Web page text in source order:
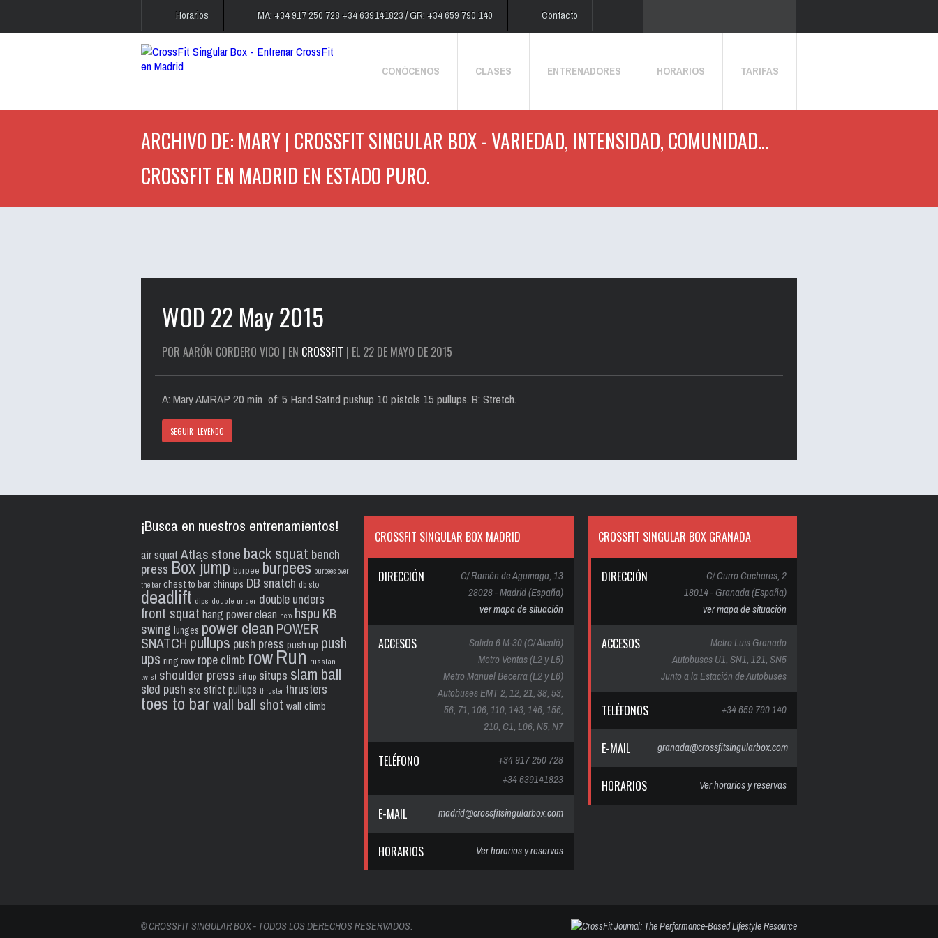
Horarios MA: +34 917 250 728 +34 639141823 / GR: +34 659 790 140 Contacto
CONÓCENOS CLASES ENTRENADORES HORARIOS TARIFAS
ARCHIVO DE: MARY | CROSSFIT SINGULAR BOX - VARIEDAD, INTENSIDAD, COMUNIDAD...
CROSSFIT EN MADRID EN ESTADO PURO.
WOD 22 May 2015
POR AARÓN CORDERO VICO | EN CROSSFIT | EL 22 DE MAYO DE 2015
A: Mary AMRAP 20 min of: 5 Hand Satnd pushup 10 pistols 15 pullups. B: Stretch.
SEGUIR LEYENDO
¡Busca en nuestros entrenamientos!
air squat Atlas stone back squat bench
press Box jump burpee burpees burpees over
the bar chest to bar chinups DB snatch db sto
deadlift dips double under double unders
front squat hang power clean hero hspu KB
swing lunges power clean POWER
SNATCH pullups push press push up push
ups ring row rope climb rowRun russian
twist shoulder press sit up situps slam ball
sled push sto strict pullups thruster thrusters
toes to barwall ball shot wall climb
CROSSFIT SINGULAR BOX MADRID
DIRECCIÓN
C/ Ramón de Aguinaga, 13
28028 - Madrid (España)
ver mapa de situación
ACCESOS
Salida 6 M-30 (C/ Alcalá)
Metro Ventas (L2 y L5)
Metro Manuel Becerra (L2 y L6)
Autobuses EMT 2, 12, 21, 38, 53,
56, 71, 106, 110, 143, 146, 156,
210, C1, L06, N5, N7
TELÉFONO
+34 917 250 728
+34 639141823
E-MAIL madrid@crossfitsingularbox.com
HORARIOS Ver horarios y reservas
CROSSFIT SINGULAR BOX GRANADA
DIRECCIÓN
C/ Curro Cuchares, 2
18014 - Granada (España)
ver mapa de situación
ACCESOS
Metro Luis Granado
Autobuses U1, SN1, 121, SN5
Junto a la Estación de Autobuses
TELÉFONOS +34 659 790 140
E-MAIL granada@crossfitsingularbox.com
HORARIOS Ver horarios y reservas
© CROSSFIT SINGULAR BOX - TODOS LOS DERECHOS RESERVADOS.